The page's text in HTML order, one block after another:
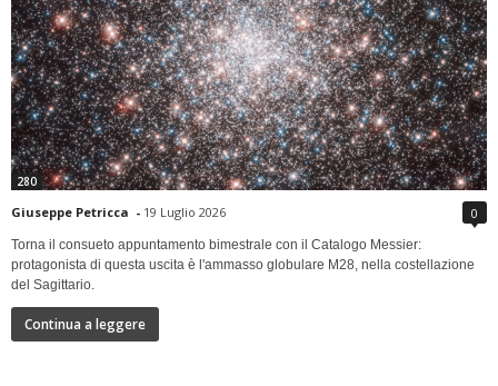
280
Giuseppe Petricca - 19 Luglio 2026 0
Torna il consueto appuntamento bimestrale con il Catalogo Messier:
protagonista di questa uscita è l'ammasso globulare M28, nella costellazione
del Sagittario.
Continua a leggere